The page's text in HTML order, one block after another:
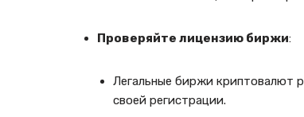
Проверяйте лицензию биржи:
Легальные биржи криптовалют
своей регистрации.